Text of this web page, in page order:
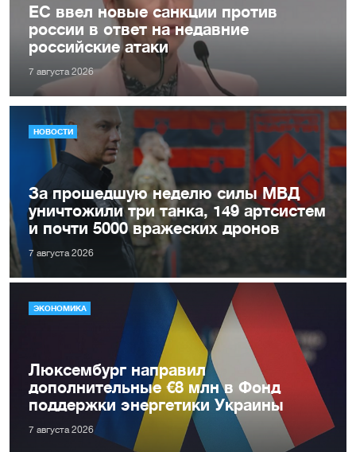
ЕС ввел новые санкции против
россии в ответ на недавние
российские атаки
7 августа 2026
НОВОСТИ
За прошедшую неделю силы МВД
уничтожили три танка, 149 артсистем
и почти 5000 вражеских дронов
7 августа 2026
ЭКОНОМИКА
Люксембург направил
дополнительные €8 млн в Фонд
поддержки энергетики Украины
7 августа 2026